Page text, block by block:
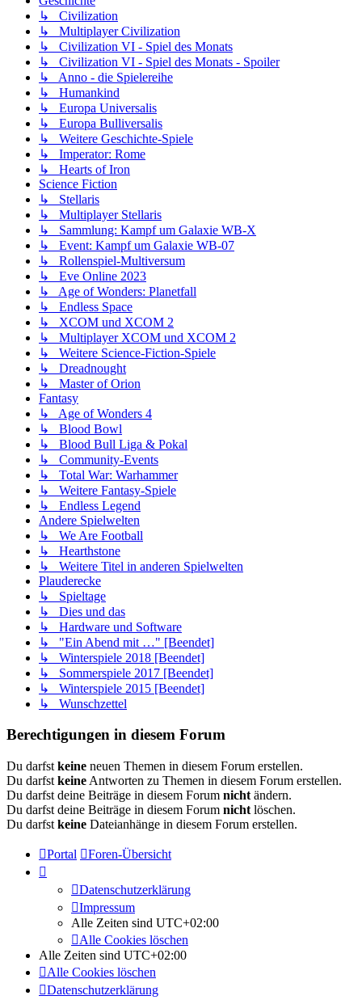
↳ Civilization
↳ Multiplayer Civilization
↳ Civilization VI - Spiel des Monats
↳ Civilization VI - Spiel des Monats - Spoiler
↳ Anno - die Spielereihe
↳ Humankind
↳ Europa Universalis
↳ Europa Bulliversalis
↳ Weitere Geschichte-Spiele
↳ Imperator: Rome
↳ Hearts of Iron
Science Fiction
↳ Stellaris
↳ Multiplayer Stellaris
↳ Sammlung: Kampf um Galaxie WB-X
↳ Event: Kampf um Galaxie WB-07
↳ Rollenspiel-Multiversum
↳ Eve Online 2023
↳ Age of Wonders: Planetfall
↳ Endless Space
↳ XCOM und XCOM 2
↳ Multiplayer XCOM und XCOM 2
↳ Weitere Science-Fiction-Spiele
↳ Dreadnought
↳ Master of Orion
Fantasy
↳ Age of Wonders 4
↳ Blood Bowl
↳ Blood Bull Liga & Pokal
↳ Community-Events
↳ Total War: Warhammer
↳ Weitere Fantasy-Spiele
↳ Endless Legend
Andere Spielwelten
↳ We Are Football
↳ Hearthstone
↳ Weitere Titel in anderen Spielwelten
Plauderecke
↳ Spieltage
↳ Dies und das
↳ Hardware und Software
↳ "Ein Abend mit …" [Beendet]
↳ Winterspiele 2018 [Beendet]
↳ Sommerspiele 2017 [Beendet]
↳ Winterspiele 2015 [Beendet]
↳ Wunschzettel
Berechtigungen in diesem Forum
Du darfst keine neuen Themen in diesem Forum erstellen.
Du darfst keine Antworten zu Themen in diesem Forum erstellen.
Du darfst deine Beiträge in diesem Forum nicht ändern.
Du darfst deine Beiträge in diesem Forum nicht löschen.
Du darfst keine Dateianhänge in diesem Forum erstellen.
Portal Foren-Übersicht
Datenschutzerklärung
Impressum
Alle Zeiten sind UTC+02:00
Alle Cookies löschen
Alle Zeiten sind UTC+02:00
Alle Cookies löschen
Datenschutzerklärung